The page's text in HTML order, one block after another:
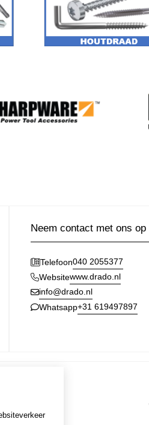
Neem contact met ons op
Telefoon040 2055377
Websitewww.drado.nl
info@drado.nl
Whatsapp+31 619497897